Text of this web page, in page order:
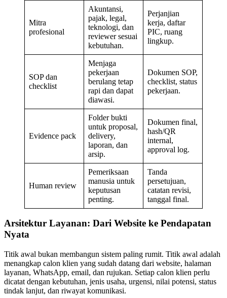
Mitra
profesional
Akuntansi,
pajak, legal,
teknologi, dan
reviewer sesuai
kebutuhan.
Perjanjian
kerja, daftar
PIC, ruang
lingkup.
SOP dan
checklist
Menjaga
pekerjaan
berulang tetap
rapi dan dapat
diawasi.
Dokumen SOP,
checklist, status
pekerjaan.
Evidence pack
Folder bukti
untuk proposal,
delivery,
laporan, dan
arsip.
Dokumen final,
hash/QR
internal,
approval log.
Human review
Pemeriksaan
manusia untuk
keputusan
penting.
Tanda
persetujuan,
catatan revisi,
tanggal final.
Arsitektur Layanan: Dari Website ke Pendapatan
Nyata
Titik awal bukan membangun sistem paling rumit. Titik awal adalah
menangkap calon klien yang sudah datang dari website, halaman
layanan, WhatsApp, email, dan rujukan. Setiap calon klien perlu
dicatat dengan kebutuhan, jenis usaha, urgensi, nilai potensi, status
tindak lanjut, dan riwayat komunikasi.